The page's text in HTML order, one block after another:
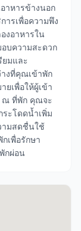
าหารข้างนอก
ารเพื่อความพึง
งอาหารใน
บความสะดวก
ยมและ
งที่คุณเข้าพัก
ยเพื่อให้ผู้เข้า
ณ ที่พัก คุณจะ
ะโดดน้ำเพิ่ม
ามสดชื่นใช้
เพื่อรักษา
กผ่อน